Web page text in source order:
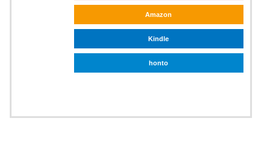
Amazon
Kindle
honto